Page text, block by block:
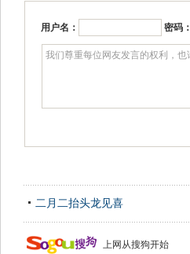
用户名： 密码：
二月二抬头龙见喜
上网从搜狗开始